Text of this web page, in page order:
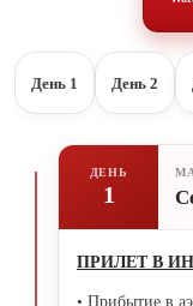
День 1 День 2
ДЕНЬ
1
ПРИЛЕТ В
• Прибытие в